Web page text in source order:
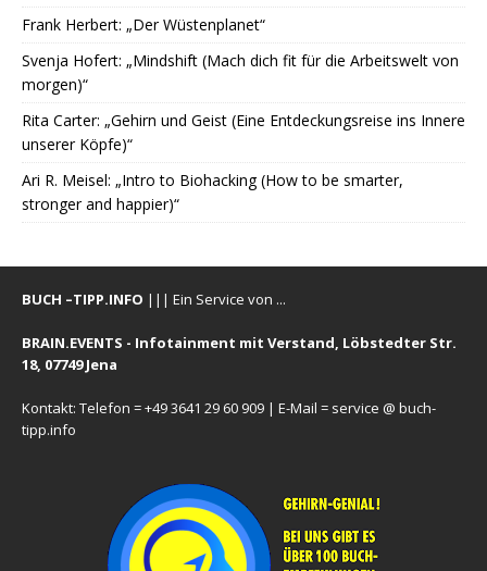
Frank Herbert: „Der Wüstenplanet“
Svenja Hofert: „Mindshift (Mach dich fit für die Arbeitswelt von
morgen)“
Rita Carter: „Gehirn und Geist (Eine Entdeckungsreise ins Innere
unserer Köpfe)“
Ari R. Meisel: „Intro to Biohacking (How to be smarter,
stronger and happier)“
BUCH –TIPP.INFO ||| Ein Service von ...
BRAIN.EVENTS - Infotainment mit Verstand, Löbstedter Str.
18, 07749 Jena
Kontakt: Telefon = +49 3641 29 60 909 | E-Mail = service @ buch-
tipp.info